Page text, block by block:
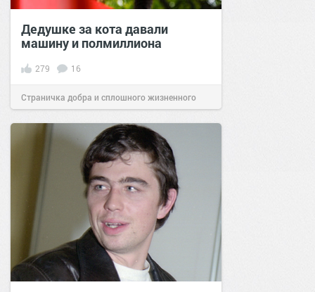
Дедушке за кота давали
машину и полмиллиона
279 16
Страничка добра и сплошного жизненного
позитива!13:5615 фев 2021